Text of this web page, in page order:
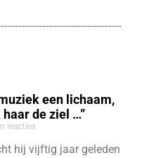
een lichaam,
de ziel …”
reacties
hij vijftig jaar geleden